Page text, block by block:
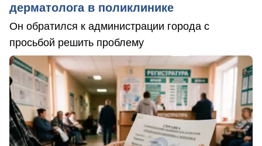
дерматолога в поликлинике
Он обратился к администрации города с
просьбой решить проблему